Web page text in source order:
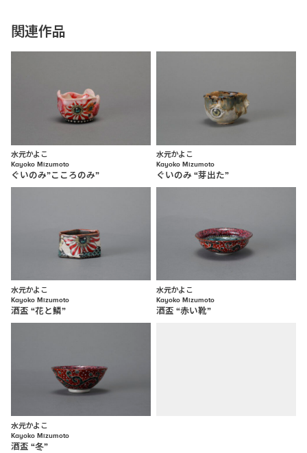
関連作品
水元かよこ
Kayoko Mizumoto
ぐいのみ”こころのみ”
水元かよこ
Kayoko Mizumoto
ぐいのみ “芽出た”
水元かよこ
Kayoko Mizumoto
酒盃 “花と鱗”
水元かよこ
Kayoko Mizumoto
酒盃 “赤い靴”
水元かよこ
Kayoko Mizumoto
酒盃 “冬”